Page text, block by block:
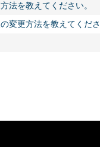
法を教えてください。
変更方法を教えてくださ